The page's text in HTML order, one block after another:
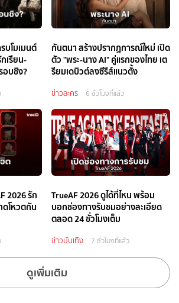
บโมเมนต์
เรียน-
อบชิง?
กันตนา สร้างปรากฏการณ์ใหม่ เปิด
ตัว "พระ-นาง AI" คู่แรกของไทย เต
รียมเดบิวต์ลงซีรีส์แนวตั้ง
ข่าวละคร 6 ชั่วโมงที่แล้ว
2026 รัก
ดโหวตกัน
TrueAF 2026 ดูได้ที่ไหน พร้อม
บอกช่องทางรับชมอย่างละเอียด
ตลอด 24 ชั่วโมงเต็ม
ข่าวบันเทิง 7 ชั่วโมงที่แล้ว
ดูเพิ่มเติม